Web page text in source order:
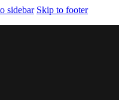
sidebar Skip to footer